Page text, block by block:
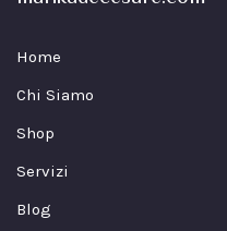
Home
Chi Siamo
Shop
Servizi
Blog